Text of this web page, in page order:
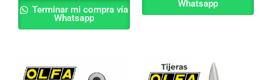
Terminar mi compra vía
Whatsapp
Whatsapp